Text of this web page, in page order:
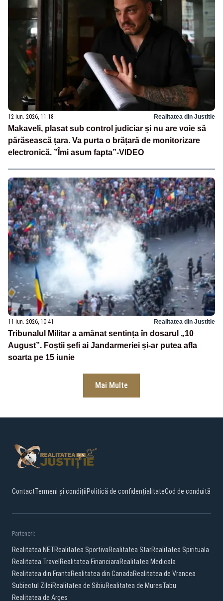
12 iun. 2026, 11:18 Realitatea din Justitie
Makaveli, plasat sub control judiciar și nu are voie să
părăsească țara. Va purta o brățară de monitorizare
electronică. ”Îmi asum fapta”-VIDEO
11 iun. 2026, 10:41 Realitatea din Justitie
Tribunalul Militar a amânat sentința în dosarul „10
August”. Foștii șefi ai Jandarmeriei și-ar putea afla
soarta pe 15 iunie
Mai Multe
ContactTermeni și condițiiPolitică de confidențialitateCod de conduită
Parteneri:
Realitatea.NETRealitatea SportivaRealitatea StarRealitatea Spirituala
Realitatea Travel Realitatea FinanciaraRealitatea Medicala
Realitatea din FrantaRealitatea din CanadaRealitatea de Vrancea
Subiectul ZileiRealitatea de SibiuRealitatea de MuresTabu
Realitatea de Arges